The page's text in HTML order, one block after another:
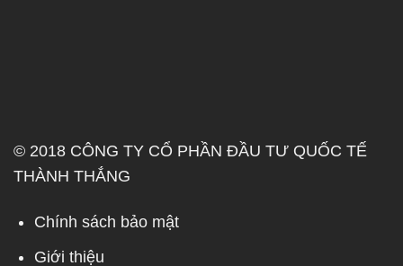
© 2018 CÔNG TY CỔ PHẦN ĐẦU TƯ QUỐC TẾ
THÀNH THẮNG
Chính sách bảo mật
Giới thiệu